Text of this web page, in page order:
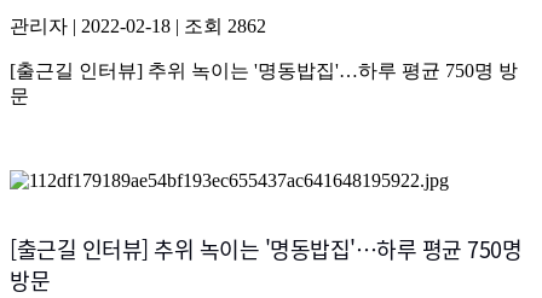
관리자 | 2022-02-18 | 조회 2862
[출근길 인터뷰] 추위 녹이는 '명동밥집'…하루 평균 750명 방
문
[출근길 인터뷰] 추위 녹이는 '명동밥집'…하루 평균 750명
방문